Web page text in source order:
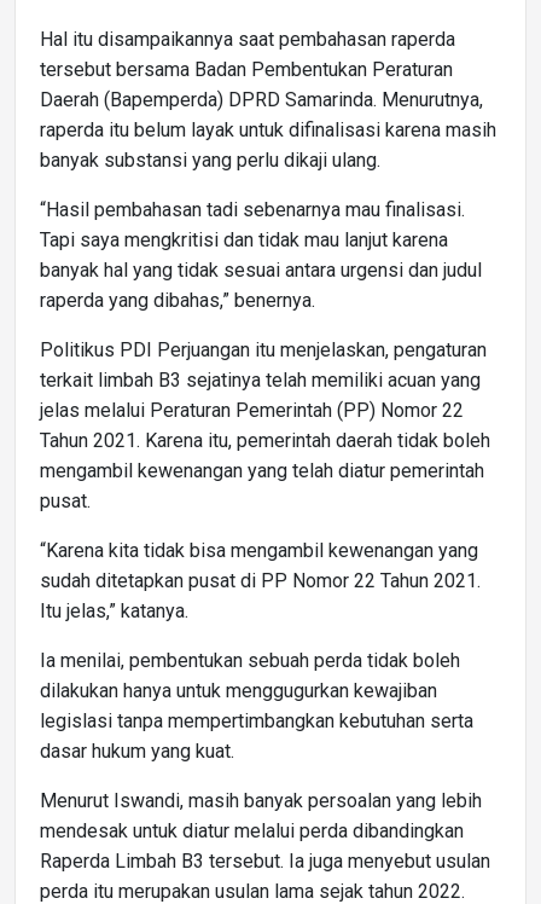
Hal itu disampaikannya saat pembahasan raperda
tersebut bersama Badan Pembentukan Peraturan
Daerah (Bapemperda) DPRD Samarinda. Menurutnya,
raperda itu belum layak untuk difinalisasi karena masih
banyak substansi yang perlu dikaji ulang.
“Hasil pembahasan tadi sebenarnya mau finalisasi.
Tapi saya mengkritisi dan tidak mau lanjut karena
banyak hal yang tidak sesuai antara urgensi dan judul
raperda yang dibahas,” benernya.
Politikus PDI Perjuangan itu menjelaskan, pengaturan
terkait limbah B3 sejatinya telah memiliki acuan yang
jelas melalui Peraturan Pemerintah (PP) Nomor 22
Tahun 2021. Karena itu, pemerintah daerah tidak boleh
mengambil kewenangan yang telah diatur pemerintah
pusat.
“Karena kita tidak bisa mengambil kewenangan yang
sudah ditetapkan pusat di PP Nomor 22 Tahun 2021.
Itu jelas,” katanya.
Ia menilai, pembentukan sebuah perda tidak boleh
dilakukan hanya untuk menggugurkan kewajiban
legislasi tanpa mempertimbangkan kebutuhan serta
dasar hukum yang kuat.
Menurut Iswandi, masih banyak persoalan yang lebih
mendesak untuk diatur melalui perda dibandingkan
Raperda Limbah B3 tersebut. Ia juga menyebut usulan
perda itu merupakan usulan lama sejak tahun 2022.